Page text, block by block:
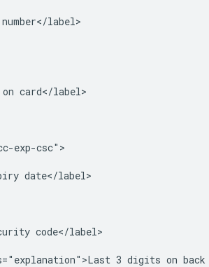
label>
card</label>
exp-csc">
date</label>
code</label>
3 digits on back